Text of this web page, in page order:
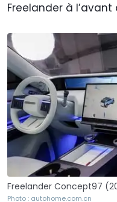
Freelander à
Freelander Concept97
Photo : autohome.com.cn